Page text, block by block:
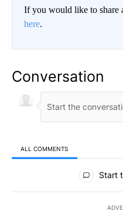
If you would like to share
here.
Conversation
ALL COMMENTS
All Comments
Start